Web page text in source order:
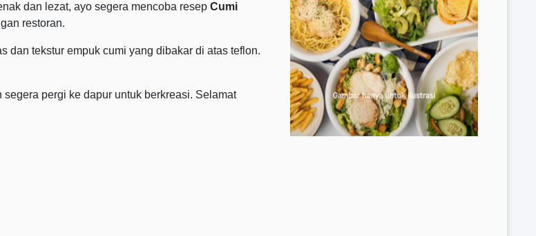
dan lezat, ayo segera mencoba resep Cumi
restoran.
tekstur empuk cumi yang dibakar di atas teflon.
pergi ke dapur untuk berkreasi. Selamat